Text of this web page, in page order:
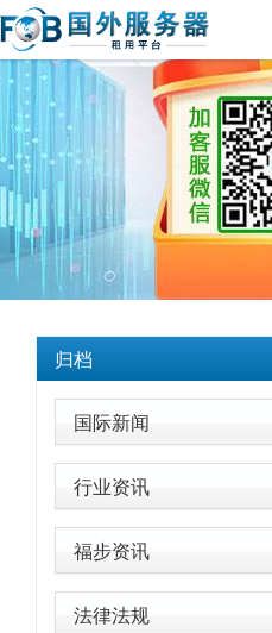
归档
国际新闻
行业资讯
福步资讯
法律法规